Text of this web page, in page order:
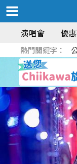
演唱會 優
熱門關鍵字：